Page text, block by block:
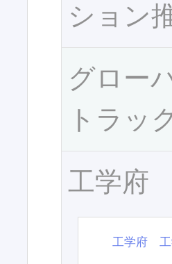
ション
グロー
トラッ
工学府
工学府 工